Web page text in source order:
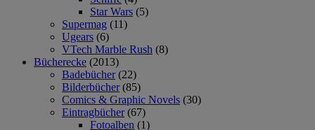
Star Wars (5)
Supermag (11)
Ugears (6)
VTech Marble Rush (8)
Bücherecke (2013)
Badebücher (22)
Bilderbücher (85)
Comics & Graphic Novels (30)
Eintragbücher (67)
Fotoalben (1)